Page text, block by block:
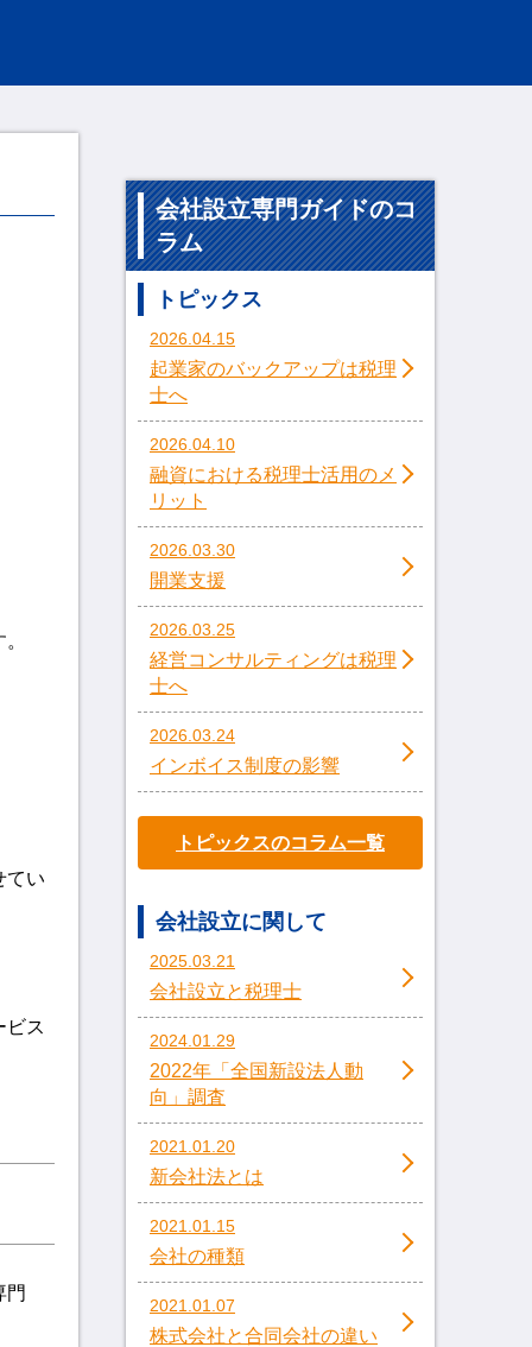
てい
ビス
門
会社設立専門ガイドのコ
ラム
トピックス
2026.04.15
起業家のバックアップは税理
士へ
2026.04.10
融資における税理士活用のメ
リット
2026.03.30
開業支援
2026.03.25
経営コンサルティングは税理
士へ
2026.03.24
インボイス制度の影響
トピックスのコラム一覧
会社設立に関して
2025.03.21
会社設立と税理士
2024.01.29
2022年「全国新設法人動
向」調査
2021.01.20
新会社法とは
2021.01.15
会社の種類
2021.01.07
株式会社と合同会社の違い